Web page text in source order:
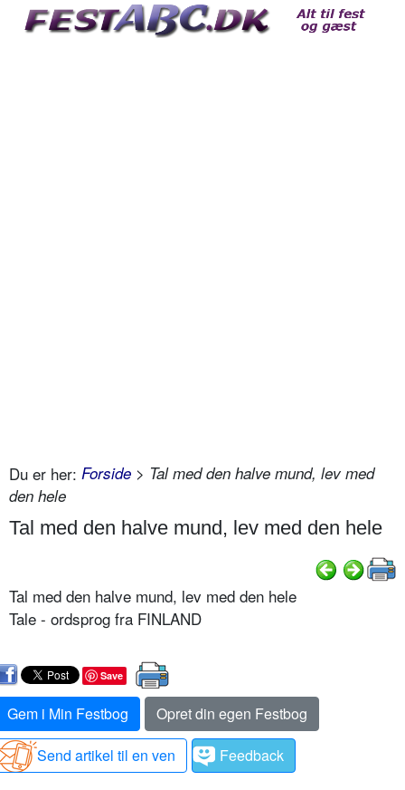
Du er her: Forside > Tal med den halve mund, lev med
den hele
Tal med den halve mund, lev med den hele
Tal med den halve mund, lev med den hele
Tale - ordsprog fra FINLAND
Save
Gem i Min Festbog
Opret din egen Festbog
Send artikel til en ven
Feedback